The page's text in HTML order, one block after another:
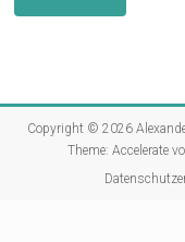
Copyright © 2026
Theme:Accelerate